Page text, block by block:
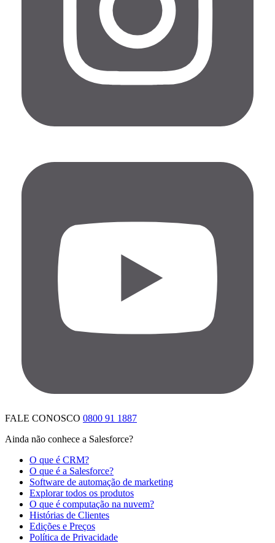
FALE CONOSCO 0800 91 1887
Ainda não conhece a Salesforce?
O que é CRM?
O que é a Salesforce?
Software de automação de marketing
Explorar todos os produtos
O que é computação na nuvem?
Histórias de Clientes
Edições e Preços
Política de Privacidade